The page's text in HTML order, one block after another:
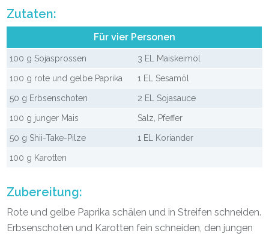
Zutaten:
Für vier Personen
100 g Sojasprossen 3 EL Maiskeimöl
100 g rote und gelbe Paprika 1 EL Sesamöl
50 g Erbsenschoten 2 EL Sojasauce
100 g junger Mais Salz, Pfeffer
50 g Shii-Take-Pilze 1 EL Koriander
100 g Karotten
Zubereitung:
Rote und gelbe Paprika schälen und in Streifen schneiden.
Erbsenschoten und Karotten fein schneiden, den jungen